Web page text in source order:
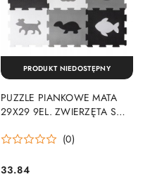
PUZZLE PIANKOWE MATA
29X29 9EL. ZWIERZĘTA SML
(0)
Cena:
33.84
PRODUKT NIEDOSTĘPNY